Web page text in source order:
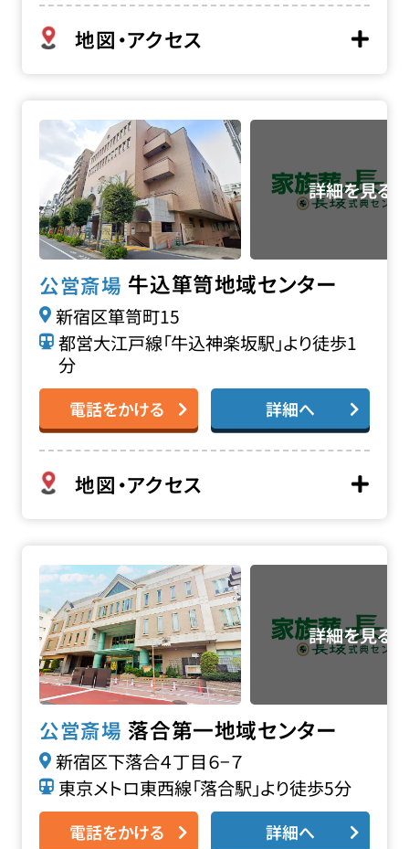
地図・アクセス
公営斎場 牛込箪笥地域センター
新宿区箪笥町15
都営大江戸線「牛込神楽坂駅」より徒歩1
分
電話をかける 詳細へ
地図・アクセス
公営斎場 落合第一地域センター
新宿区下落合４丁目６−７
東京メトロ東西線「落合駅」より徒歩5分
電話をかける 詳細へ
落合第一地域センターの詳細へ